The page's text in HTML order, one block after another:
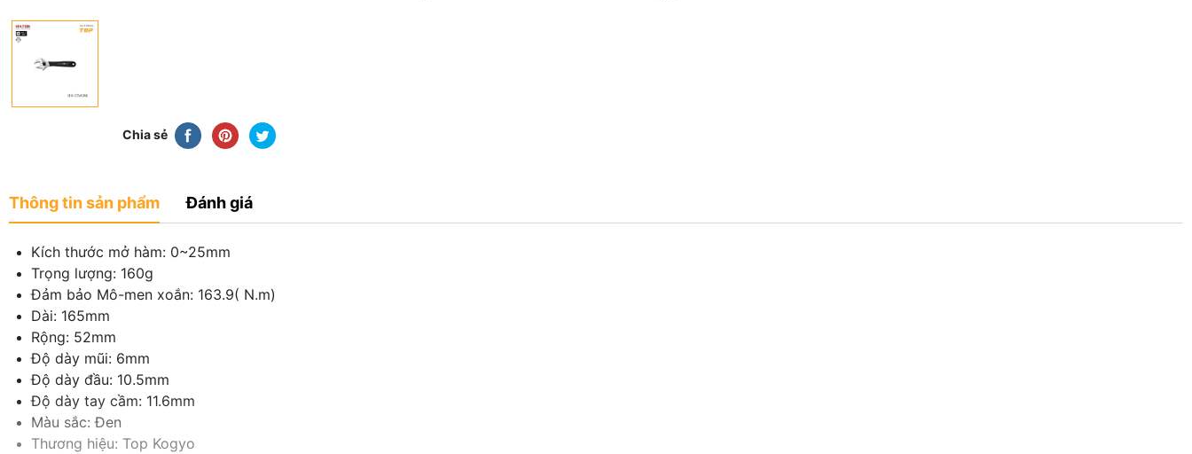
Chia sẻ
Thông tin sản phẩm Đánh giá
Kích thước mở hàm: 0~25mm
Trọng lượng: 160g
Đảm bảo Mô-men xoắn: 163.9( N.m)
Dài: 165mm
Rộng: 52mm
Độ dày mũi: 6mm
Độ dày đầu: 10.5mm
Độ dày tay cầm: 11.6mm
Màu sắc: Đen
Thương hiệu: Top Kogyo